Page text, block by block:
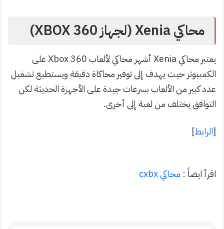
محاكي Xenia (لجهاز XBOX 360)
يعتبر محاكي Xenia أشهر محاكي لألعاب Xbox 360 على
الكمبيوتر حيث يهدف إلى توفير محاكاة دقيقة ويستطيع تشغيل
عدد كبير من الألعاب بسرعات جيدة على الأجهزة الحديثة لكن
التوافق يختلف من لعبة إلى أخرى.
[الرابط]
اقرأ ايضاً : محاكي cxbx